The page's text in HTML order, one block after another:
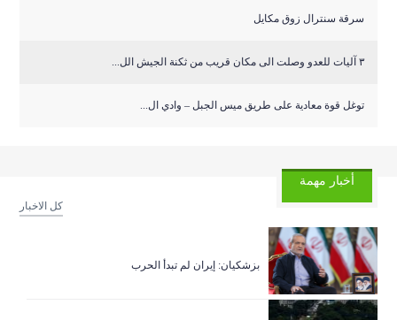
سرقة سنترال زوق مكايل
٣ آليات للعدو وصلت الى مكان قريب من ثكنة الجيش الل...
توغل قوة معادية على طريق ميس الجبل – وادي ال...
أخبار مهمة
كل الاخبار
بزشكيان: إيران لم تبدأ الحرب